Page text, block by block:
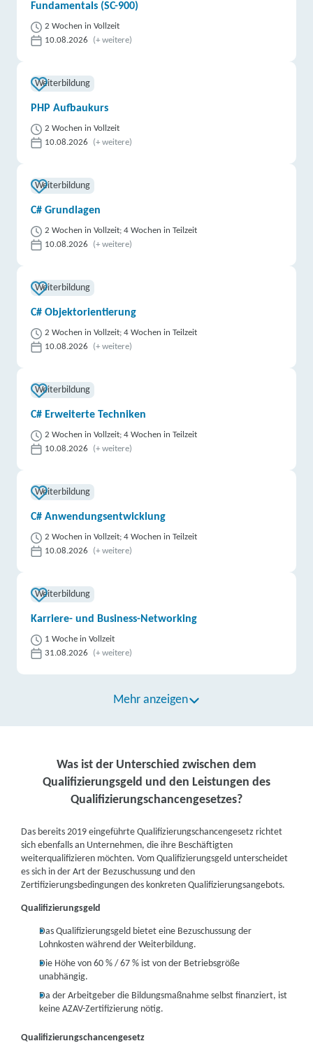
Fundamentals (SC-900)
2 Wochen in Vollzeit
10.08.2026
(+ weitere)
Weiterbildung
PHP Aufbaukurs
2 Wochen in Vollzeit
10.08.2026
(+ weitere)
Weiterbildung
C# Grundlagen
2 Wochen in Vollzeit; 4 Wochen in Teilzeit
10.08.2026
(+ weitere)
Weiterbildung
C# Objektorientierung
2 Wochen in Vollzeit; 4 Wochen in Teilzeit
10.08.2026
(+ weitere)
Weiterbildung
C# Erweiterte Techniken
2 Wochen in Vollzeit; 4 Wochen in Teilzeit
10.08.2026
(+ weitere)
Weiterbildung
C# Anwendungsentwicklung
2 Wochen in Vollzeit; 4 Wochen in Teilzeit
10.08.2026
(+ weitere)
Weiterbildung
Karriere- und Business-Networking
1 Woche in Vollzeit
31.08.2026
(+ weitere)
Mehr anzeigen
Was ist der Unterschied zwischen dem
Qualifizierungsgeld und den Leistungen des
Qualifizierungschancengesetzes?
Das bereits 2019 eingeführte Qualifizierungschancengesetz richtet
sich ebenfalls an Unternehmen, die ihre Beschäftigten
weiterqualifizieren möchten. Vom Qualifizierungsgeld unterscheidet
es sich in der Art der Bezuschussung und den
Zertifizierungsbedingungen des konkreten Qualifizierungsangebots.
Qualifizierungsgeld
Das Qualifizierungsgeld bietet eine Bezuschussung der
Lohnkosten während der Weiterbildung.
Die Höhe von 60 % / 67 % ist von der Betriebsgröße
unabhängig.
Da der Arbeitgeber die Bildungsmaßnahme selbst finanziert, ist
keine AZAV-Zertifizierung nötig.
Qualifizierungschancengesetz